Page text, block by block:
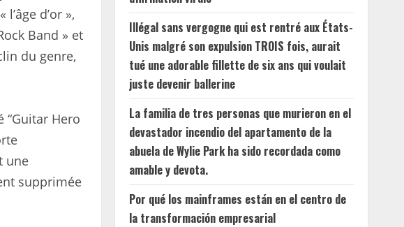
d’or »,
Band » et
du genre,
“Guitar Hero
une
supprimée
Illégal sans vergogne qui est rentré aux États-
Unis malgré son expulsion TROIS fois, aurait
tué une adorable fillette de six ans qui voulait
juste devenir ballerine
La familia de tres personas que murieron en el
devastador incendio del apartamento de la
abuela de Wylie Park ha sido recordada como
amable y devota.
Por qué los mainframes están en el centro de
la transformación empresarial